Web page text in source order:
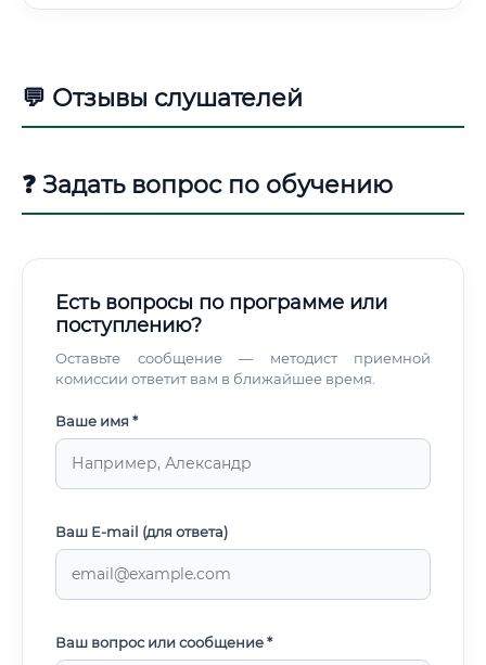
💬 Отзывы слушателей
❓ Задать вопрос по обучению
Есть вопросы по программе или
поступлению?
Оставьте сообщение — методист приемной
комиссии ответит вам в ближайшее время.
Ваше имя *
Ваш E-mail (для ответа)
Ваш вопрос или сообщение *